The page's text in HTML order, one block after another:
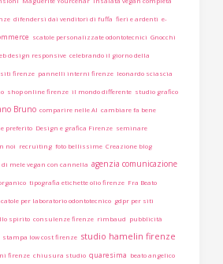
difendersi dai venditori di fuffa fieri e ardenti e-
scatole personalizzate odontotecnici Gnocchi
design responsive celebrando il giorno della
firenze pannelli interni firenze leonardo sciascia
shop online firenze il mondo differente studio grafico
Bruno comparire nelle AI cambiare fa bene
preferito Design e grafica Firenze seminare
noi recruiting foto bellissime Creazione blog
mele vegan con cannella agenzia comunicazione
tipografia etichette olio firenze Fra Beato
per laboratorio odontotecnico gdpr per siti
spirito consulenze firenze rimbaud pubblicità
stampa low cost firenze studio hamelin firenze
firenze chiusura studio quaresima beato angelico